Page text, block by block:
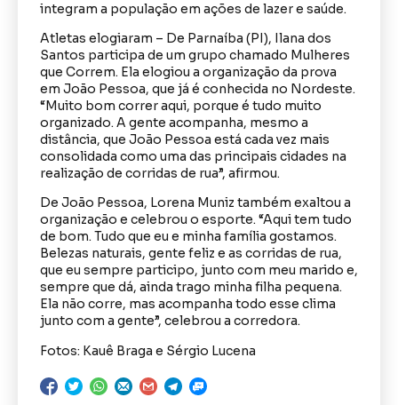
integram a população em ações de lazer e saúde.
Atletas elogiaram – De Parnaíba (PI), Ilana dos
Santos participa de um grupo chamado Mulheres
que Correm. Ela elogiou a organização da prova
em João Pessoa, que já é conhecida no Nordeste.
“Muito bom correr aqui, porque é tudo muito
organizado. A gente acompanha, mesmo a
distância, que João Pessoa está cada vez mais
consolidada como uma das principais cidades na
realização de corridas de rua”, afirmou.
De João Pessoa, Lorena Muniz também exaltou a
organização e celebrou o esporte. “Aqui tem tudo
de bom. Tudo que eu e minha família gostamos.
Belezas naturais, gente feliz e as corridas de rua,
que eu sempre participo, junto com meu marido e,
sempre que dá, ainda trago minha filha pequena.
Ela não corre, mas acompanha todo esse clima
junto com a gente”, celebrou a corredora.
Fotos: Kauê Braga e Sérgio Lucena